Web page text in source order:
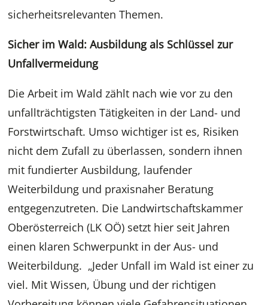
sicherheitsrelevanten Themen.
Sicher im Wald: Ausbildung als Schlüssel zur
Unfallvermeidung
Die Arbeit im Wald zählt nach wie vor zu den
unfallträchtigsten Tätigkeiten in der Land- und
Forstwirtschaft. Umso wichtiger ist es, Risiken
nicht dem Zufall zu überlassen, sondern ihnen
mit fundierter Ausbildung, laufender
Weiterbildung und praxisnaher Beratung
entgegenzutreten. Die Landwirtschaftskammer
Oberösterreich (LK OÖ) setzt hier seit Jahren
einen klaren Schwerpunkt in der Aus- und
Weiterbildung. „Jeder Unfall im Wald ist einer zu
viel. Mit Wissen, Übung und der richtigen